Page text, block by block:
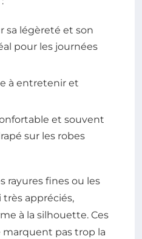
sa légèreté et son
pour les journées
à entretenir et
et souvent
sur les robes
rayures fines ou les
très appréciés,
à la silhouette. Ces
pas trop la